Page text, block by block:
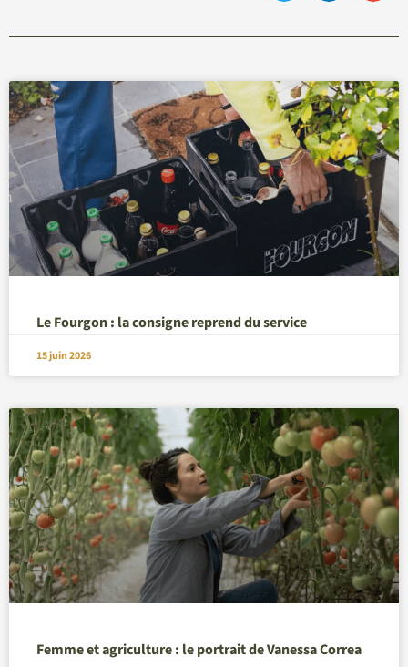
Le Fourgon : la consigne reprend du service
15 juin 2026
Femme et agriculture : le portrait de Vanessa Correa